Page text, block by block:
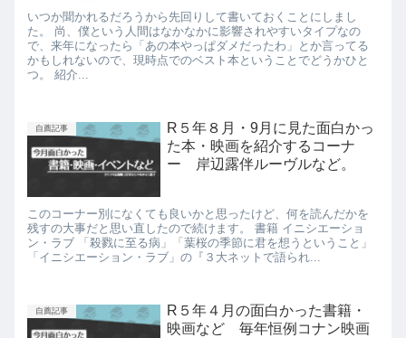
いつか聞かれるだろうから先回りして書いておくことにしまし
た。 尚、僕という人間はなかなかに影響されやすいタイプなの
で、来年になったら「あの本やっぱダメだったわ」とか言ってる
かもしれないので、現時点でのベスト本ということでどうかひと
つ。 紹介...
自薦記事
R５年８月・9月に見た面白かっ
た本・映画を紹介するコーナ
ー 岸辺露伴ルーヴルなど。
このコーナー別になくても良いかと思ったけど、何を読んだかを
残すの大事だと思い直したので続けます。 書籍 イニシエーショ
ン・ラブ 「殺戮に至る病」「葉桜の季節に君を想うということ」
「イニシエーション・ラブ」の『３大ネットで語られ...
自薦記事
R５年４月の面白かった書籍・
映画など 毎年恒例コナン映画